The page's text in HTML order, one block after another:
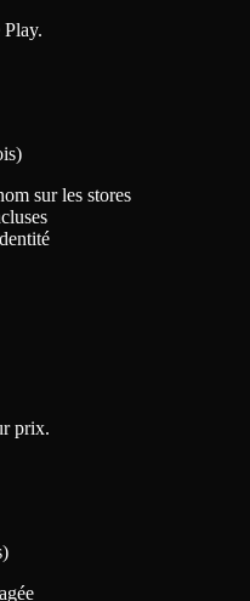
sur les stores
prix.